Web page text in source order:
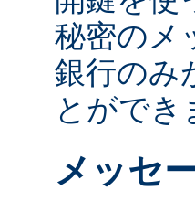
秘密のメ
銀行のみ
とができ
メッセ